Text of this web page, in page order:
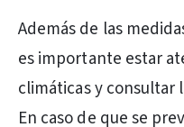
Además de las
es importante estar
climáticas y consultar
En caso de que se